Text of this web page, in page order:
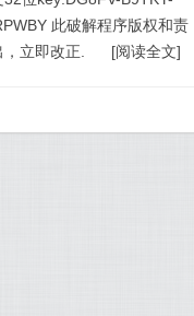
此破解程序版权和责
立即改正.
[阅读全文]